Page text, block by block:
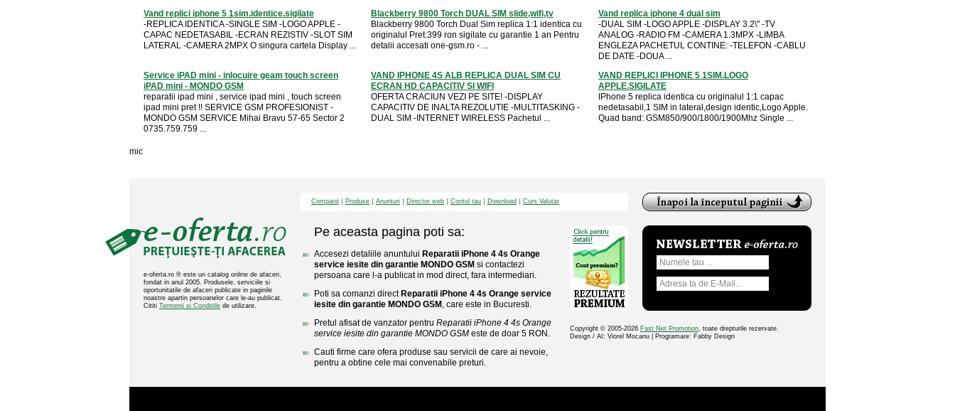
Vand replici iphone 5 1sim.identice.sigilate
-REPLICA IDENTICA -SINGLE SIM -LOGO APPLE -
CAPAC NEDETASABIL -ECRAN REZISTIV -SLOT SIM
LATERAL -CAMERA 2MPX O singura cartela Display ...
Blackberry 9800 Torch DUAL SIM slide,wifi,tv
Blackberry 9800 Torch Dual Sim replica 1:1 identica cu
originalul Pret:399 ron sigilate cu garantie 1 an Pentru
detalii accesati one-gsm.ro - ...
Vand replica iphone 4 dual sim
-DUAL SIM -LOGO APPLE -DISPLAY 3.2\" -TV
ANALOG -RADIO FM -CAMERA 1.3MPX -LIMBA
ENGLEZA PACHETUL CONTINE: -TELEFON -CABLU
DE DATE -DOUA ...
Service iPAD mini - inlocuire geam touch screen
iPAD mini - MONDO GSM
reparatii ipad mini , service ipad mini , touch screen
ipad mini pret !! SERVICE GSM PROFESIONIST -
MONDO GSM SERVICE Mihai Bravu 57-65 Sector 2
0735.759.759 ...
VAND IPHONE 4S ALB REPLICA DUAL SIM CU
ECRAN HD CAPACITIV SI WIFI
OFERTA CRACIUN VEZI PE SITE! -DISPLAY
CAPACITIV DE INALTA REZOLUTIE -MULTITASKING -
DUAL SIM -INTERNET WIRELESS Pachetul ...
VAND REPLICI IPHONE 5 1SIM.LOGO
APPLE.SIGILATE
IPhone 5 replica identica cu originalul 1:1 capac
nedetasabil,1 SIM in lateral,design identic,Logo Apple.
Quad band: GSM850/900/1800/1900Mhz Single ...
mic
e-oferta.ro ® este un catalog online de afaceri,
fondat in anul 2005. Produsele, serviciile si
oportunitatile de afaceri publicate in paginile
noastre apartin persoanelor care le-au publicat.
Cititi Termenii si Conditiile de utilizare.
Companii Produse Anunturi Director web Contul tau Download Curs Valutar
Pe aceasta pagina poti sa:
Accesezi detaliile anuntului Reparatii iPhone 4 4s Orange
service iesite din garantie MONDO GSM si contactezi
persoana care l-a publicat in mod direct, fara intermediari.
Poti sa comanzi direct Reparatii iPhone 4 4s Orange service
iesite din garantie MONDO GSM , care este in Bucuresti.
Pretul afisat de vanzator pentru Reparatii iPhone 4 4s Orange
service iesite din garantie MONDO GSM este de doar 5 RON.
Cauti firme care ofera produse sau servicii de care ai nevoie,
pentru a obtine cele mai convenabile preturi.
Copyright © 2005-2026 Fast Net Promotion, toate drepturile rezervate.
Design / AI: Viorel Mocanu | Programare: Fabby Design